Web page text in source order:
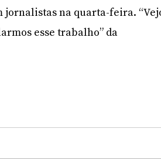
jornalistas na quarta-feira.
esse trabalho” da